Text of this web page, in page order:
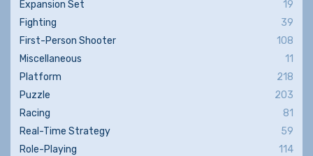
Expansion Set
19
Fighting
39
First-Person Shooter
108
Miscellaneous
11
Platform
218
Puzzle
203
Racing
81
Real-Time Strategy
59
Role-Playing
114